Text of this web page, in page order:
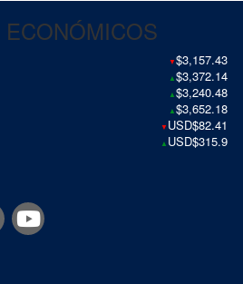
▼$3,157.43
▲$3,372.14
▲$3,240.48
▲$3,652.18
▼ USD$82.41
▲ USD$315.9